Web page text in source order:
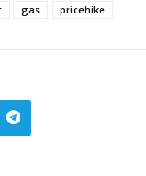
gas pricehike